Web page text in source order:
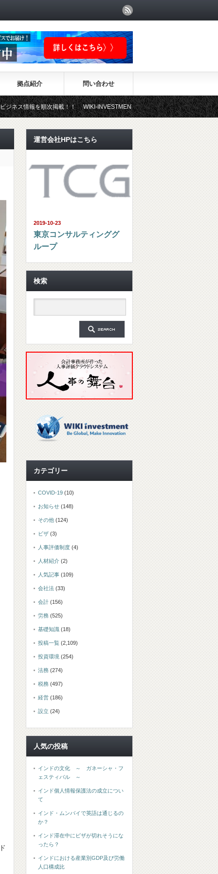
拠点紹介 問い合わせ
順次掲載！！ WIKI-INVESTMENTはこちらから！
運営会社HPはこちら
2019-10-23
東京コンサルティンググ
ループ
検索
カテゴリー
COVID-19 (10)
お知らせ (148)
その他 (124)
ビザ (3)
人事評価制度 (4)
人材紹介 (2)
人気記事 (109)
会社法 (33)
会計 (156)
労務 (525)
基礎知識 (18)
投稿一覧 (2,109)
投資環境 (254)
法務 (274)
税務 (497)
経営 (186)
設立 (24)
人気の投稿
インドの文化 ～ ガネーシャ・フ
ェスティバル ～
インド個人情報保護法の成立につい
て
インド・ムンバイで英語は通じるの
か？
インド滞在中にビザが切れそうにな
ったら？
インドにおける産業別GDP及び労働
人口構成比